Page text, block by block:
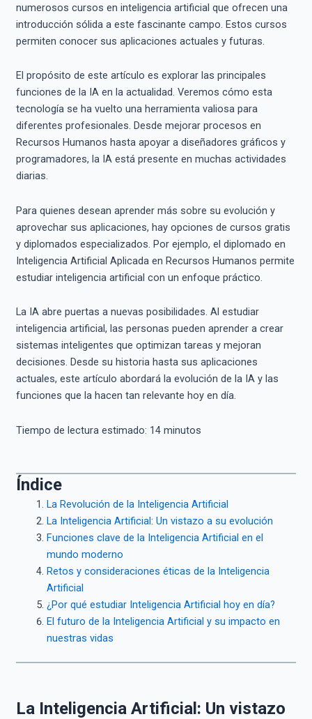
numerosos cursos en inteligencia artificial que ofrecen una
introducción sólida a este fascinante campo. Estos cursos
permiten conocer sus aplicaciones actuales y futuras.
El propósito de este artículo es explorar las principales
funciones de la IA en la actualidad. Veremos cómo esta
tecnología se ha vuelto una herramienta valiosa para
diferentes profesionales. Desde mejorar procesos en
Recursos Humanos hasta apoyar a diseñadores gráficos y
programadores, la IA está presente en muchas actividades
diarias.
Para quienes desean aprender más sobre su evolución y
aprovechar sus aplicaciones, hay opciones de cursos gratis
y diplomados especializados. Por ejemplo, el diplomado en
Inteligencia Artificial Aplicada en Recursos Humanos permite
estudiar inteligencia artificial con un enfoque práctico.
La IA abre puertas a nuevas posibilidades. Al estudiar
inteligencia artificial, las personas pueden aprender a crear
sistemas inteligentes que optimizan tareas y mejoran
decisiones. Desde su historia hasta sus aplicaciones
actuales, este artículo abordará la evolución de la IA y las
funciones que la hacen tan relevante hoy en día.
Tiempo de lectura estimado: 14minutos
Índice
La Revolución de la Inteligencia Artificial
La Inteligencia Artificial: Un vistazo a su evolución
Funciones clave de la Inteligencia Artificial en el
mundo moderno
Retos y consideraciones éticas de la Inteligencia
Artificial
¿Por qué estudiar Inteligencia Artificial hoy en día?
El futuro de la Inteligencia Artificial y su impacto en
nuestras vidas
La Inteligencia Artificial: Un vistazo